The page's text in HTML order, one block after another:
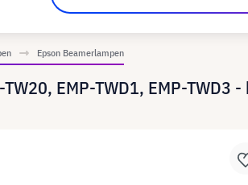
Epson Beamerlampen
EMP-TWD1, EMP-